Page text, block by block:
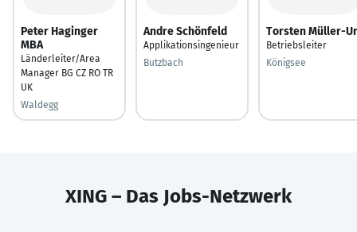
Peter Haginger
MBA
Länderleiter/Area
Manager BG CZ RO TR
UK
Waldegg
Andre Schönfeld
Applikationsingenieur
Butzbach
Torsten Müller-
Betriebsleiter
Königsee
XING – Das Jobs-Netzwerk